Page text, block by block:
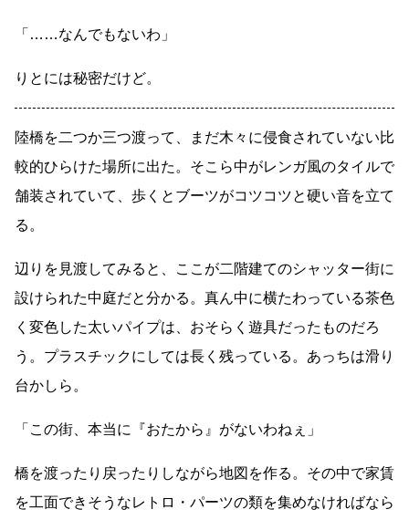
「 ……なんでもないわ」
りとには秘密だけど。
陸橋を二つか三つ渡って、まだ木々に侵食されていない比
較的ひらけた場所に出た。そこら中がレンガ風のタイルで
舗装されていて、歩くとブーツがコツコツと硬い音を立て
る。
辺りを見渡してみると、ここが二階建てのシャッター街に
設けられた中庭だと分かる。真ん中に横たわっている茶色
く変色した太いパイプは、おそらく遊具だったものだろ
う。プラスチックにしては長く残っている。あっちは滑り
台かしら。
「この街、本当に『おたから』がないわねぇ」
橋を渡ったり戻ったりしながら地図を作る。その中で家賃
を工面できそうなレトロ・パーツの類を集めなければなら